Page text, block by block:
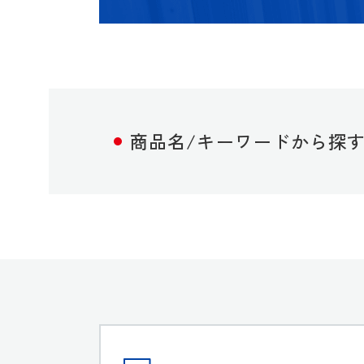
商品名/キーワードから探